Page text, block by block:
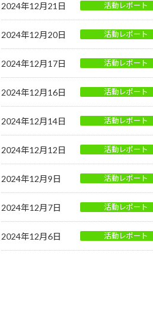
2024年12月21日 活動レポート
2024年12月20日 活動レポート
2024年12月17日 活動レポート
2024年12月16日 活動レポート
2024年12月14日 活動レポート
2024年12月12日 活動レポート
2024年12月9日 活動レポート
2024年12月7日 活動レポート
2024年12月6日 活動レポート